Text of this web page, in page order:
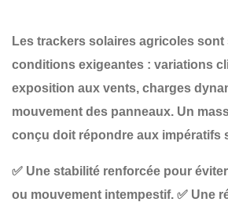
Les trackers solaires agricoles sont
conditions exigeantes : variations
exposition aux vents, charges
mouvement des panneaux. Un
conçu doit répondre aux impératifs
✅ Une stabilité renforcée pour
ou mouvement intempestif. ✅ Une